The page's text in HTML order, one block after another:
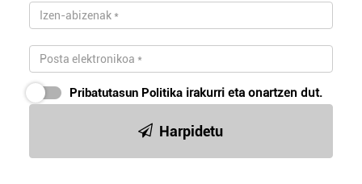
Pribatutasun Politika irakurri eta onartzen dut.
Harpidetu